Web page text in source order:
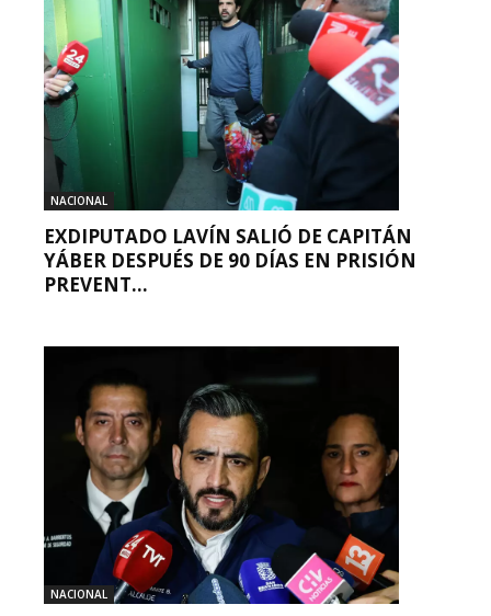
NACIONAL
EXDIPUTADO LAVÍN SALIÓ DE CAPITÁN
YÁBER DESPUÉS DE 90 DÍAS EN PRISIÓN
PREVENT...
NACIONAL